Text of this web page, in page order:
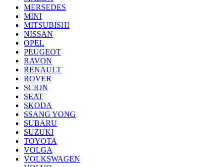
MERSEDES
MINI
MITSUBISHI
NISSAN
OPEL
PEUGEOT
RAVON
RENAULT
ROVER
SCION
SEAT
SKODA
SSANG YONG
SUBARU
SUZUKI
TOYOTA
VOLGA
VOLKSWAGEN